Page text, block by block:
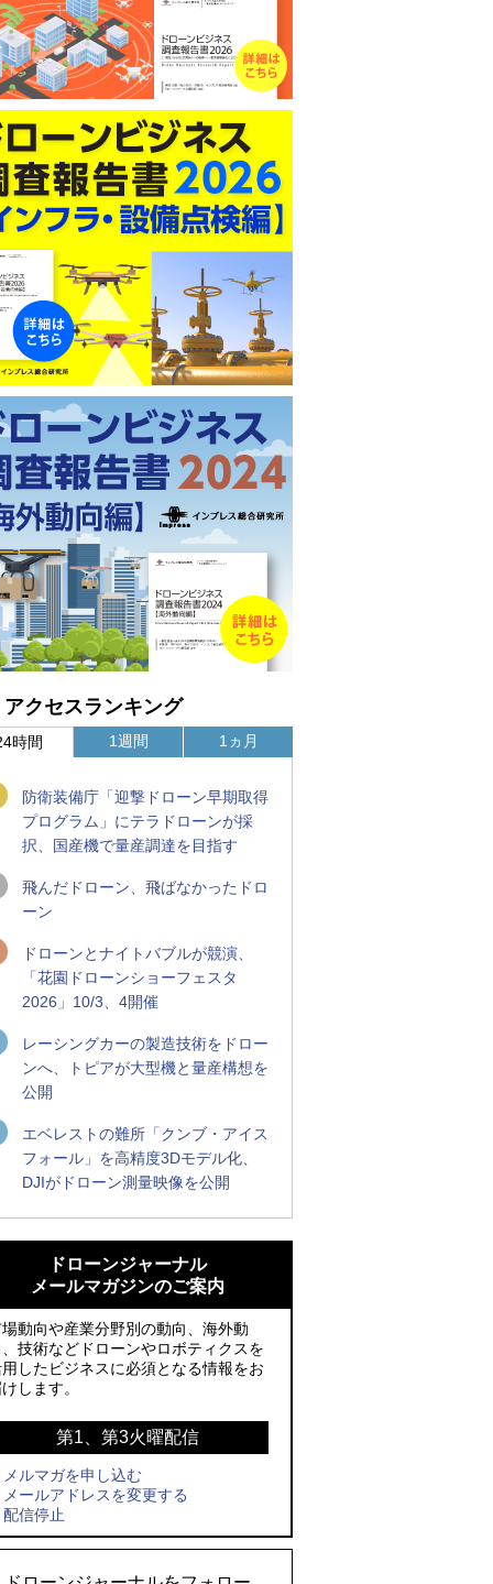
アクセスランキング
時間
防衛装備庁「迎撃ドローン早期取得
プログラム」にテラドローンが採
択、国産機で量産調達を目指す
飛んだドローン、飛ばなかったドロ
ーン
ドローンとナイトバブルが競演、
「花園ドローンショーフェスタ
2026」10/3、4開催
レーシングカーの製造技術をドロー
ンへ、トピアが大型機と量産構想を
公開
エベレストの難所「クンブ・アイス
フォール」を高精度3Dモデル化、
DJIがドローン測量映像を公開
1週間
飛ぶLEDスクリーン」とドローンショー
による新演出を実施
防衛装備庁「迎撃ドローン早期取得プロ
グラム」にテラドローンが採択、国産機
で量産調達を目指す
パイダーマン』や「M!LK」とのコラボド
ローンショー8/1開催
ドローンとナイトバブルが競演、「花園
ドローンショーフェスタ2026」10/3、4
開催
1ヵ月
飛ぶLEDスクリーン」とドローンショー
による新演出を実施
国産AUVを社会実装へ、スタートアップ
「BlueArch株式会社」設立
防衛装備庁「迎撃ドローン早期取得プロ
で量産調達を目指す
サザンビーチちがさき花火大会で「復活
の花火」打ち上げ、キリンビールがライ
ブ中継と連動した支援企画
ドローンジャーナル
メールマガジンのご案内
動向や産業分野別の動向、海外動
、技術などドローンやロボティクスを
したビジネスに必須となる情報をお
します。
第1、第3火曜配信
メルマガを申し込む
メールアドレスを変更する
配信停止